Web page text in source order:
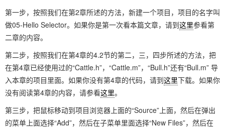
第一步，按照我们在第2章所述的方法，新建一个项目，项目的名字叫
做05-Hello Selector。如果你是第一次看本篇文章，请到这里参看第
二章的内容。
第二步，按照我们在第4章的4.2节的第二，三，四步所述的方法，把
在第4章已经使用过的“Cattle.h”，“Cattle.m”，“Bull.h”还有“Bull.m” 导
入本章的项目里面。如果你没有第4章的代码，请到这里下载。如果你
没有阅读第4章的内容，请参看这里。
第三步，把鼠标移动到项目浏览器上面的“Source”上面，然后在弹出
的菜单上面选择“Add”，然后在子菜单里面选择“New Files”，然后在